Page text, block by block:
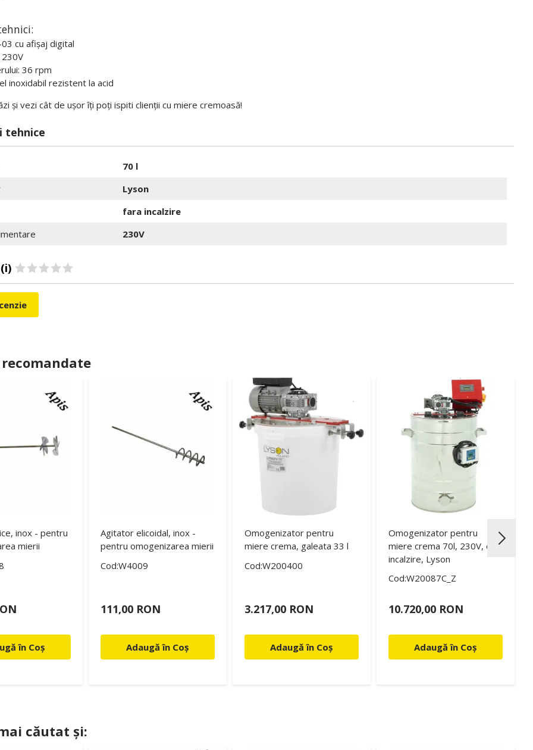
cu afișaj digital
36 rpm
inoxidabil rezistent la acid
și vezi cât de ușor îți poți ispiti clienții cu miere cremoasă!
tehnice
70 l
Lyson
fara incalzire
230V
recomandate
inox - pentru
mierii
în Coș
Agitator elicoidal, inox -
pentru omogenizarea mierii
Cod:W4009
111,00 RON
Adaugă în Coș
Omogenizator pentru
miere crema, galeata 33 l
Cod:W200400
3.217,00 RON
Adaugă în Coș
Omogenizator pentru
miere crema 70l, 230V, cu
incalzire, Lyson
Cod:W20087C_Z
10.720,00 RON
Adaugă în Coș
căutat și: